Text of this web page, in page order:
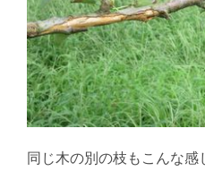
同じ木の別の枝もこんな感